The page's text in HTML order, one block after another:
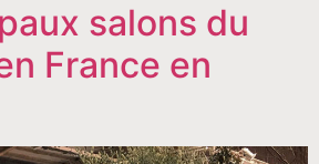
salons du
France en